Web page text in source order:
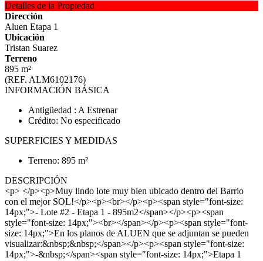
Detalles de la Propiedad
Dirección
Aluen Etapa 1
Ubicación
Tristan Suarez
Terreno
895 m²
(REF. ALM6102176)
INFORMACIÓN BÁSICA
Antigüedad : A Estrenar
Crédito: No especificado
SUPERFICIES Y MEDIDAS
Terreno: 895 m²
DESCRIPCIÓN
<p> </p><p>Muy lindo lote muy bien ubicado dentro del Barrio
con el mejor SOL!</p><p><br></p><p><span style="font-size:
14px;">- Lote #2 - Etapa 1 - 895m2</span></p><p><span
style="font-size: 14px;"><br></span></p><p><span style="font-
size: 14px;">En los planos de ALUEN que se adjuntan se pueden
visualizar:&nbsp;&nbsp;</span></p><p><span style="font-size:
14px;">-&nbsp;</span><span style="font-size: 14px;">Etapa 1